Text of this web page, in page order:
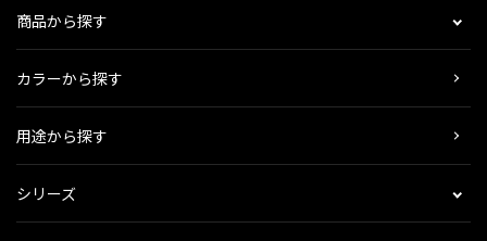
商品から探す
カラーから探す
用途から探す
シリーズ